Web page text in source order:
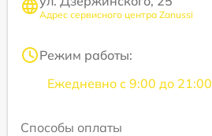
Адрес сервисного центра Zanussi
Режим работы:
Ежедневно с 9:00 до 21:00
Способы оплаты